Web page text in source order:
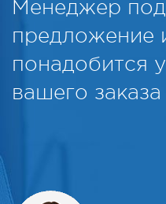
Менеджер
предложение
понадобится
вашего заказа